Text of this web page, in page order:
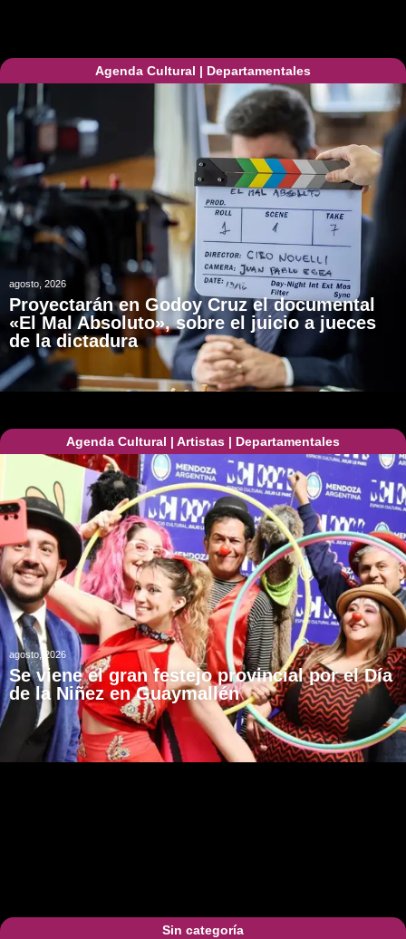
Agenda Cultural | Departamentales
agosto, 2026
Proyectarán en Godoy Cruz el documental
«El Mal Absoluto», sobre el juicio a jueces
de la dictadura
Agenda Cultural | Artistas | Departamentales
agosto, 2026
Se viene el gran festejo provincial por el Día
de la Niñez en Guaymallén
Sin categoría